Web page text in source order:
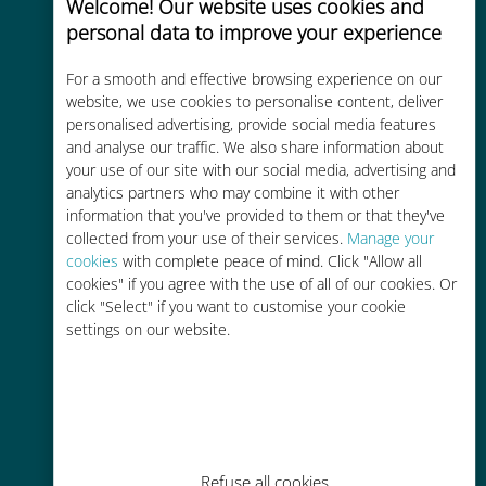
Welcome! Our website uses cookies and
personal data to improve your experience
For a smooth and effective browsing experience on our
website, we use cookies to personalise content, deliver
personalised advertising, provide social media features
and analyse our traffic. We also share information about
your use of our site with our social media, advertising and
analytics partners who may combine it with other
information that you've provided to them or that they've
collected from your use of their services. Manage your
cookies with complete peace of mind. Click "Allow all
cookies" if you agree with the use of all of our cookies. Or
click "Select" if you want to customise your cookie
settings on our website.
Refuse all cookies
Uygun maliyetli
Mevcut operatörünüzle dolaşım
ücretlerinden %90'a kadar daha
ucuz
Kolay doldurma
Ubigi uygulaması aracılığıyla her